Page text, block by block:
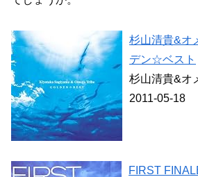
杉山清貴&オ
デン☆ベスト
杉山清貴&オ
2011-05-18
FIRST